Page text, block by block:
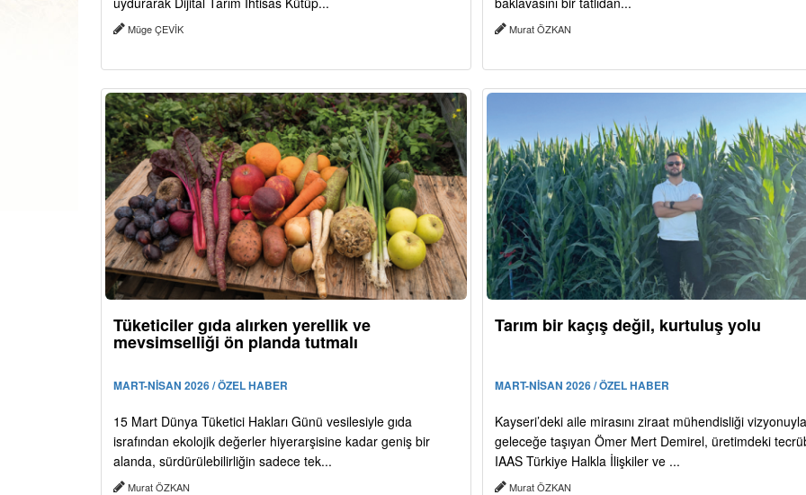
Müge ÇEVİK Murat ÖZKAN
Tüketiciler gıda alırken yerellik ve
mevsimselliği ön planda tutmalı
MART-NİSAN 2026 / ÖZEL HABER
15 Mart Dünya Tüketici Hakları Günü vesilesiyle gıda
israfından ekolojik değerler hiyerarşisine kadar geniş bir
alanda, sürdürülebilirliğin sadece tek...
Murat ÖZKAN
Tarım bir kaçış değil, kurtuluş yolu
MART-NİSAN 2026 / ÖZEL HABER
Kayseri’deki aile mirasını ziraat mühendisliği vizyonuyla
geleceğe taşıyan Ömer Mert Demirel, üretimdeki
IAAS Türkiye Halkla İlişkiler ve ...
Murat ÖZKAN